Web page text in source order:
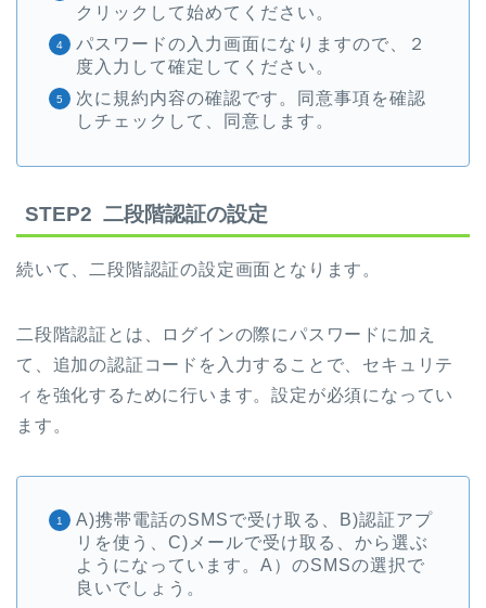
クリックして始めてください。
パスワードの入力画面になりますので、２
度入力して確定してください。
次に規約内容の確認です。同意事項を確認
しチェックして、同意します。
STEP2 二段階認証の設定
続いて、二段階認証の設定画面となります。
二段階認証とは、ログインの際にパスワードに加え
て、追加の認証コードを入力することで、セキュリテ
ィを強化するために行います。設定が必須になってい
ます。
A)携帯電話のSMSで受け取る、B)認証アプ
リを使う、C)メールで受け取る、から選ぶ
ようになっています。A）のSMSの選択で
良いでしょう。